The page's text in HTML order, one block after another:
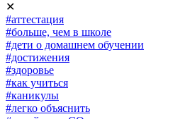
✕
#аттестация
#больше, чем в школе
#дети о домашнем обучении
#достижения
#здоровье
#как учиться
#каникулы
#легко объяснить